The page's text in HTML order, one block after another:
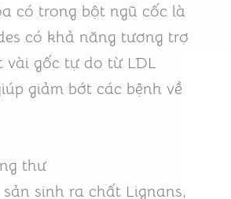
có trong bột ngũ cốc là
có khả năng tương trợ
vài gốc tự do từ LDL
giảm bớt các bệnh về
thư
sinh ra chất Lignans,